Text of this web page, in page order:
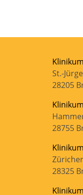
St.-
28205
28755
28325